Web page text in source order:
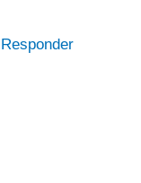
Responder